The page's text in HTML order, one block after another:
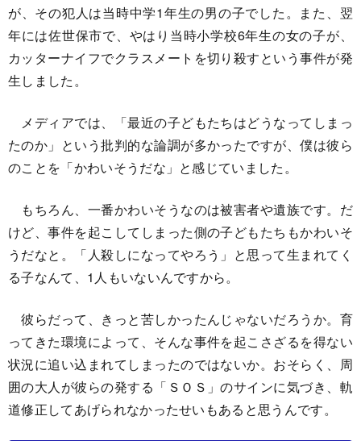
が、その犯人は当時中学1年生の男の子でした。また、翌
年には佐世保市で、やはり当時小学校6年生の女の子が、
カッターナイフでクラスメートを切り殺すという事件が発
生しました。
メディアでは、「最近の子どもたちはどうなってしまっ
たのか」という批判的な論調が多かったですが、僕は彼ら
のことを「かわいそうだな」と感じていました。
もちろん、一番かわいそうなのは被害者や遺族です。だ
けど、事件を起こしてしまった側の子どもたちもかわいそ
うだなと。「人殺しになってやろう」と思って生まれてく
る子なんて、1人もいないんですから。
彼らだって、きっと苦しかったんじゃないだろうか。育
ってきた環境によって、そんな事件を起こさざるを得ない
状況に追い込まれてしまったのではないか。おそらく、周
囲の大人が彼らの発する「ＳＯＳ」のサインに気づき、軌
道修正してあげられなかったせいもあると思うんです。